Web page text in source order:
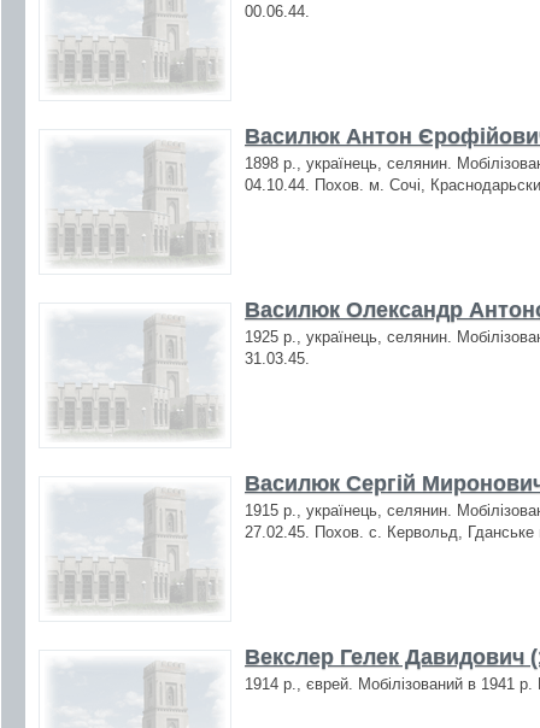
00.06.44.
Василюк Антон
1898 р., українець, селянин.
04.10.44. Похов. м. Сочі,
Василюк Олександр
1925 р., українець, селянин.
31.03.45.
Василюк Сергій
1915 р., українець, селянин.
27.02.45. Похов. с. Кервольд,
Векслер Гелек Давидович
1914 р., єврей. Мобілізований в 1941